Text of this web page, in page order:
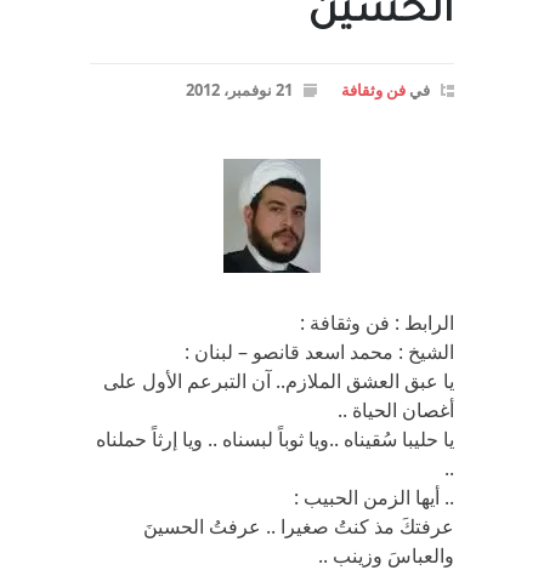
الحسين
في فن وثقافة 21 نوفمبر، 2012
الرابط : فن وثقافة :
الشيخ : محمد اسعد قانصو – لبنان :
يا عبق العشق الملازم.. آن التبرعم الأول على
أغصان الحياة ..
يا حليبا سُقيناه ..ويا ثوباً لبسناه .. ويا إرثاً حملناه
..
.. أيها الزمن الحبيب :
عرفتكَ مذ كنتُ صغيرا .. عرفتُ الحسينَ
والعباسَ وزينب ..